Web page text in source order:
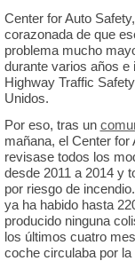
Center for Auto
corazonada de que
problema mucho
durante varios años e
Highway Traffic
Unidos.
Por eso, tras un
mañana, el Center for
revisase todos los
desde 2011 a 2014 y
por riesgo de
ya ha habido hasta
producido ninguna
los últimos cuatro
coche circulaba por la